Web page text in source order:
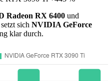
Radeon RX 6400 und
setzt sich NVIDIA GeForce
klar durch.